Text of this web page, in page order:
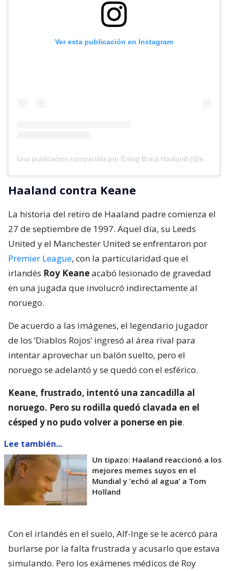
Ver esta publicación en Instagram
Haaland contra Keane
La historia del retiro de Haaland padre comienza el
27 de septiembre de 1997. Aquel día, su Leeds
United y el Manchester United se enfrentaron por
Premier League, con la particularidad que el
irlandés Roy Keaneacabó lesionado de gravedad
en una jugada que involucró indirectamente al
noruego.
De acuerdo a las imágenes, el legendario jugador
de los ‘Diablos Rojos’ ingresó al área rival para
intentar aprovechar un balón suelto, pero el
noruego se adelantó y se quedó con el esférico.
Keane, frustrado, intentó una zancadilla al
noruego. Pero su rodilla quedó clavada en el
césped y no pudo volver a ponerse en pie.
Lee también...
Un tipazo: Haaland reaccionó a los
mejores memes suyos en el
Mundial y ’echó al agua’ a Tom
Holland
Con el irlandés en el suelo, Alf-Inge se le acercó para
burlarse por la falta frustrada y acusarlo que estava
simulando. Pero los exámenes médicos de Roy